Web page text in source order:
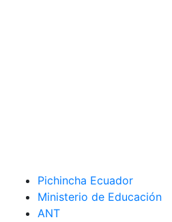
Pichincha Ecuador
Ministerio de Educación
ANT